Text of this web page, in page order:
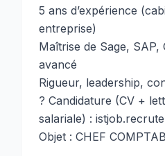
5 ans d’expérience
entreprise)
Maîtrise de Sage, SAP,
avancé
Rigueur, leadership,
? Candidature (CV +
salariale) :
Objet : CHEF